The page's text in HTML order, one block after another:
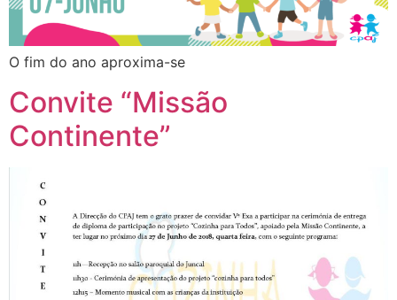
O fim do ano aproxima-se
Convite “Missão
Continente”